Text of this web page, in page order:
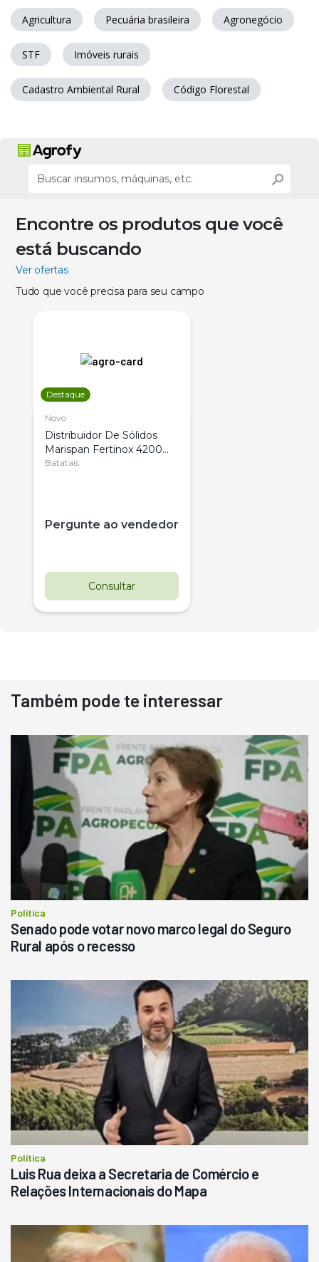
Agricultura Pecuária brasileira Agronegócio
STF Imóveis rurais
Cadastro Ambiental Rural Código Florestal
Encontre os produtos que você
está buscando
Ver ofertas
Tudo que você precisa para seu campo
Destaque
Novo
Distribuidor De Sólidos
Marispan Fertinox 4200
Citrus
Batatais
Pergunte ao vendedor
Consultar
Destaque
Usado
Pá Carregadeira Cat 966
Ano 1987
Londrina
R$ 145.000
Consultar
Também pode te interessar
Política
Senado pode votar novo marco legal do Seguro
Rural após o recesso
Política
Luis Rua deixa a Secretaria de Comércio e
Relações Internacionais do Mapa